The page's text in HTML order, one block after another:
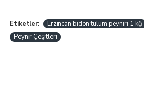
Etiketler: Erzincan bidon tulum peyniri 1 kğ
Peynir Çeşitleri